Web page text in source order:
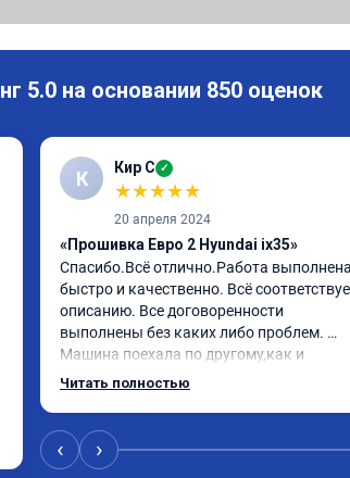
5.0 на основании 850 оценок
К Кир С ✓
★★★★★
20 апреля 2024
«Прошивка Евро 2 Hyundai ix35»
Спасибо.Всё отлично.Работа выполнена
быстро и качественно. Всё
описанию. Все договоренности
выполнены без каких либо проблем.
Машина поехала по другому,как и
обещали. Всё понравилось. Рекомендую
Читать полностью
‹ ›